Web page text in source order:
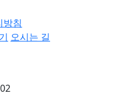
방침
오시는 길